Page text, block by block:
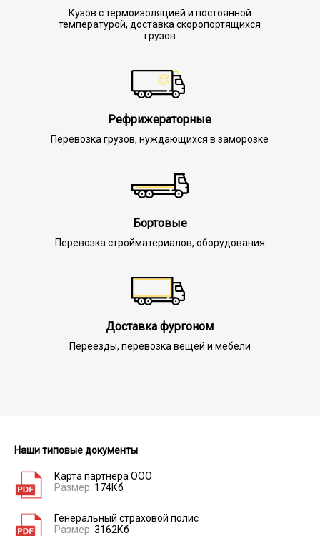
Кузов с термоизоляцией и постоянной
температурой, доставка скоропортящихся
грузов
Рефрижераторные
Перевозка грузов, нуждающихся в заморозке
Бортовые
Перевозка стройматериалов, оборудования
Доставка фургоном
Переезды, перевозка вещей и мебели
Наши типовые документы
Карта партнера ООО
Размер: 174Кб
Генеральный страховой полис
Размер: 3162Кб